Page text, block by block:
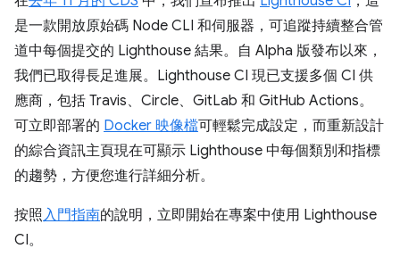
是一款開放原始碼 Node CLI 和伺服器，可追蹤持續整合管
道中每個提交的 Lighthouse 結果。自 Alpha 版發布以來，
我們已取得長足進展。Lighthouse CI 現已支援多個 CI 供
應商，包括 Travis、Circle、GitLab 和 GitHub Actions。
可立即部署的 Docker 映像檔可輕鬆完成設定，而重新設計
的綜合資訊主頁現在可顯示 Lighthouse 中每個類別和指標
的趨勢，方便您進行詳細分析。
按照入門指南的說明，立即開始在專案中使用 Lighthouse
CI。